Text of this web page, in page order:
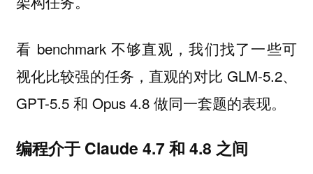
看 benchmark 不够直观，我们找了一些可
视化比较强的任务，直观的对比 GLM-5.2、
GPT-5.5 和 Opus 4.8 做同一套题的表现。
编程介于 Claude 4.7 和 4.8 之间